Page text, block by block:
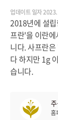
업데이트 일자
2018년에 설
프란'을 이란
니다. 사프란
다 하지만 1g
습니다.
홈